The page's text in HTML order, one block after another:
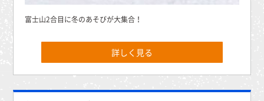
富士山2合目に冬のあそびが大集合！
詳しく見る